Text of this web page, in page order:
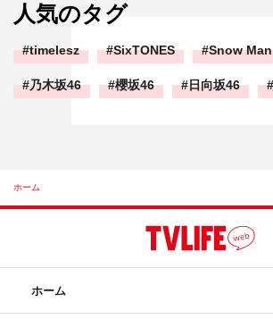
人気のタグ
timelesz SixTONES Snow Man
乃木坂46 櫻坂46 日向坂46
ホーム
ホーム